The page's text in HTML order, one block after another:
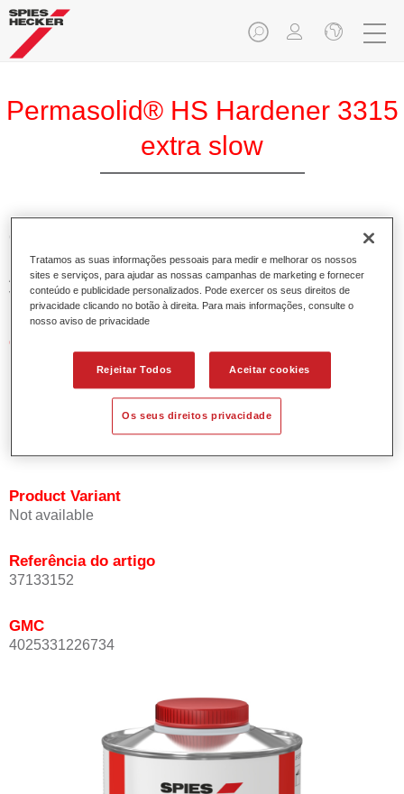
Permasolid® HS Hardener 3315
extra slow
O Permasolid Endurecedor HS 3315 extra lento permite
uma óptima aplicação de determinados Permasolid
Aparelhos HS e vernizes HS assim como Permacron
Vernizes MS.
Características do produto
Adequado para a reparação de painéis e pinturas gerais
Product Variant
Not available
Referência do artigo
37133152
GMC
4025331226734
Tratamos as suas informações pessoais para medir e melhorar os nossos
sites e serviços, para ajudar as nossas campanhas de marketing e fornecer
conteúdo e publicidade personalizados. Pode exercer os seus direitos de
privacidade clicando no botão à direita. Para mais informações, consulte o
nosso aviso de privacidade
Rejeitar Todos Aceitar cookies
Os seus direitos privacidade